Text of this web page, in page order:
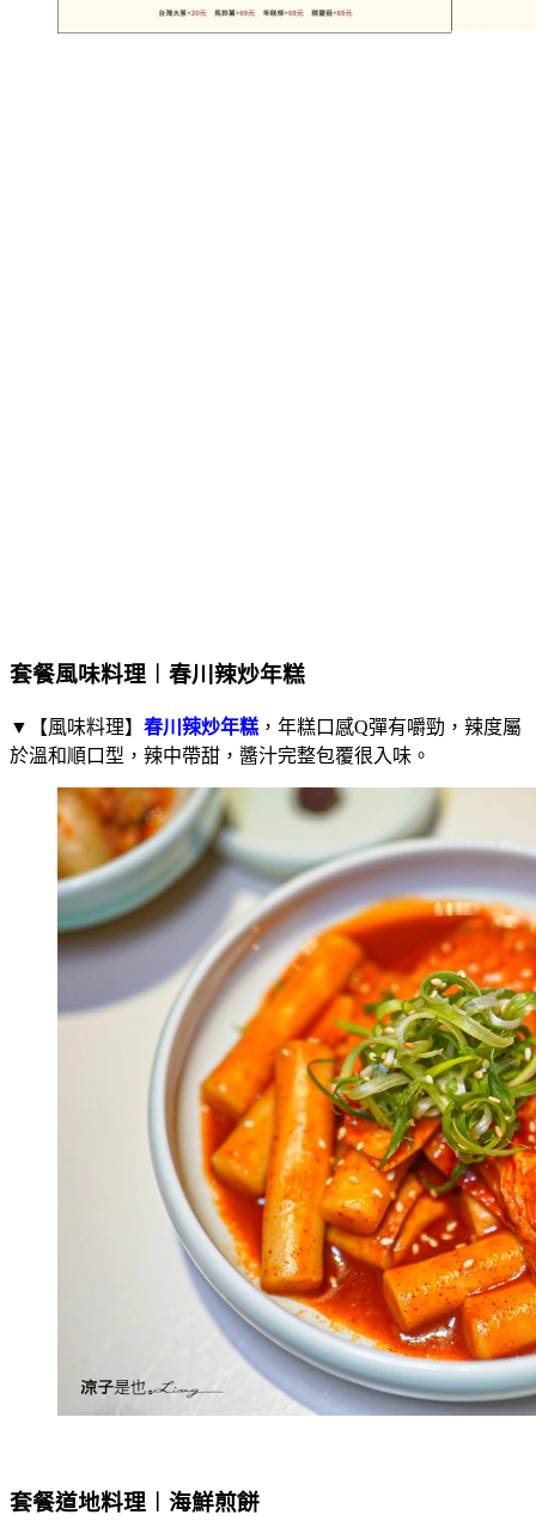
套餐風味料理︱春川辣炒年糕
▼【風味料理】 春川辣炒年糕 ，年糕口感Q彈有嚼勁，辣度屬
於溫和順口型，辣中帶甜，醬汁完整包覆很入味。
套餐道地料理︱海鮮煎餅